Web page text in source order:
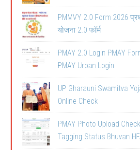
PMMVY 2.0 Form 2026
योजना 2.0 फॉर्म
PMAY 2.0 Login PMAY
PMAY Urban Login
UP Gharauni Swamitva
Online Check
PMAY Photo Upload
Tagging Status Bhuvan